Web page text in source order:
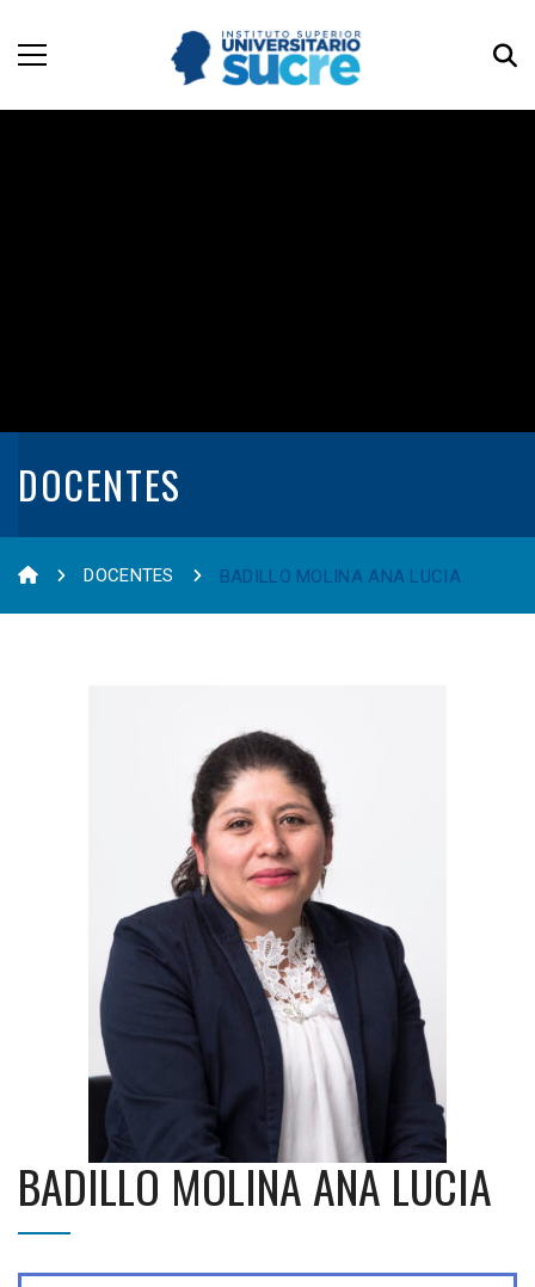
DOCENTES
DOCENTES BADILLO MOLINA ANA LUCIA
BADILLO MOLINA ANA LUCIA